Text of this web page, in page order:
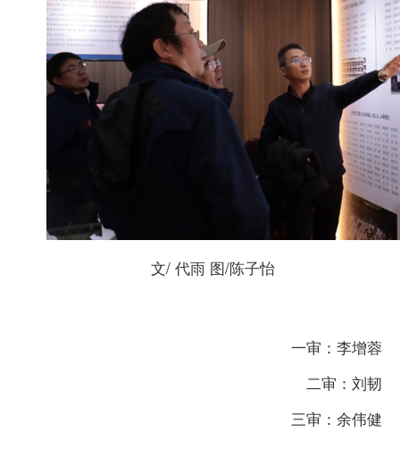
文/ 代雨 图/陈子怡
一审：李增蓉
二审：刘韧
三审：余伟健